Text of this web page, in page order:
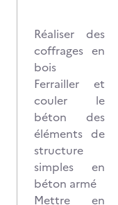
Réaliser des
coffrages en
bois
Ferrailler et
couler le
béton des
éléments de
structure
simples en
béton armé
Mettre en